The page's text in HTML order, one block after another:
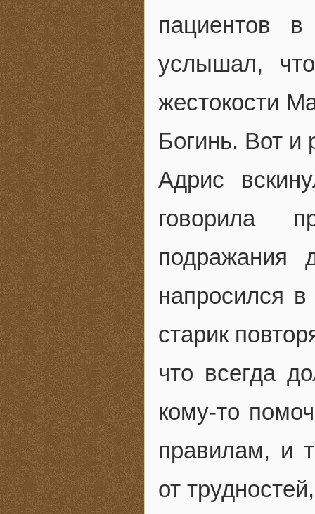
пациентов
услышал,
жестокости
Богинь. Вот
Адрис
говорила
напросился
старик
что всегда
кому-то
правилам, и
от